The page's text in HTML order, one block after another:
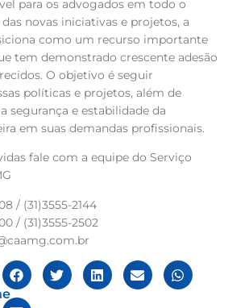
para os advogados em todo o
novas iniciativas e projetos, a
como um recurso importante
tem demonstrado crescente adesão
O objetivo é seguir
políticas e projetos, além de
segurança e estabilidade da
em suas demandas profissionais.
fale com a equipe do Serviço
/ (31)3555-2144
/ (31)3555-2502